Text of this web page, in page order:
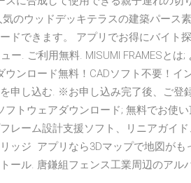
気のウッドデッキテラスの建築パース
ドできます。 アプリでお得にバイト
ー. ご利用無料. MISUMI FRAMESと
ウンロード無料！CADソフト不要！
申し込む. ※お申し込み完了後、ご登
フトウェアダウンロード; 無料でお使
レーム設計支援ソフト、リニアガイ
リッジ アプリなら3Dマップで地図が
ール. 唐鎌組フェンス工業周辺のアル